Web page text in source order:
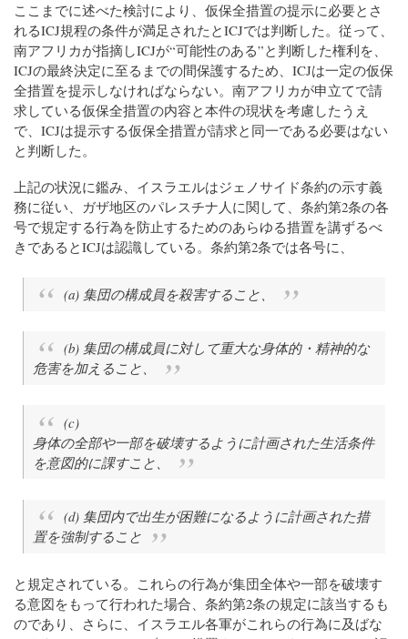
ここまでに述べた検討により、仮保全措置の提示に必要とさ
れるICJ規程の条件が満足されたとICJでは判断した。従って、
南アフリカが指摘しICJが“可能性のある”と判断した権利を、
ICJの最終決定に至るまでの間保護するため、ICJは一定の仮保
全措置を提示しなければならない。南アフリカが申立てで請
求している仮保全措置の内容と本件の現状を考慮したうえ
で、ICJは提示する仮保全措置が請求と同一である必要はない
と判断した。
上記の状況に鑑み、イスラエルはジェノサイド条約の示す義
務に従い、ガザ地区のパレスチナ人に関して、条約第2条の各
号で規定する行為を防止するためのあらゆる措置を講ずるべ
きであるとICJは認識している。条約第2条では各号に、
(a) 集団の構成員を殺害すること、
(b) 集団の構成員に対して重大な身体的・精神的な
危害を加えること、
(c)
身体の全部や一部を破壊するように計画された生活条件
を意図的に課すこと、
(d) 集団内で出生が困難になるように計画された措
置を強制すること
と規定されている。これらの行為が集団全体や一部を破壊す
る意図をもって行われた場合、条約第2条の規定に該当するも
のであり、さらに、イスラエル各軍がこれらの行為に及ばな